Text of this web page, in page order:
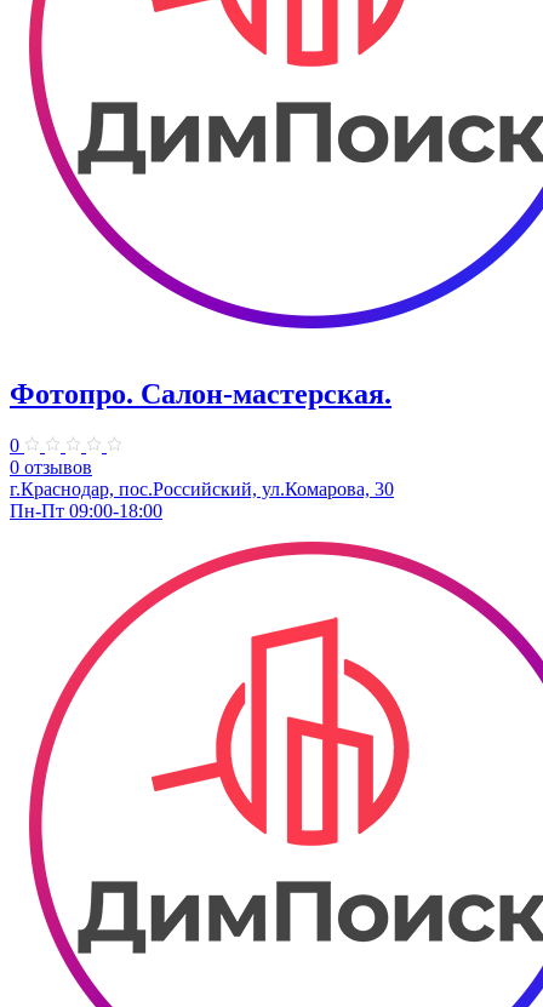
Фотопро. Салон-мастерская.
0
0 отзывов
г.Краснодар, пос.Российский, ул.Комарова, 30
Пн-Пт 09:00-18:00